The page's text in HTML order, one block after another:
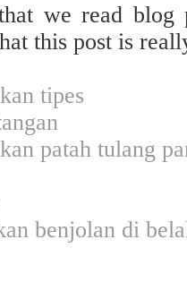
we read
this post is
tipes
patah tulang
benjolan di